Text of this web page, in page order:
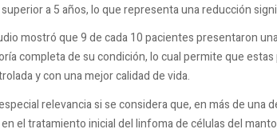
a 5 años, lo que representa una reducción
mostró que 9 de cada 10 pacientes presentaron
completa de su condición, lo cual permite que
y con una mejor calidad de vida.
relevancia si se considera que, en más de una
el tratamiento inicial del linfoma de células del